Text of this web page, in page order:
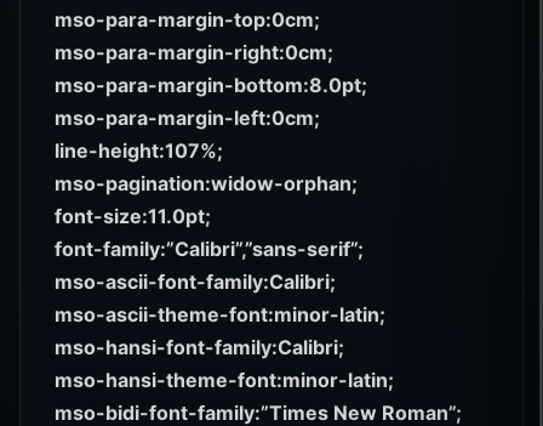
mso-para-margin-top:0cm;
mso-para-margin-right:0cm;
mso-para-margin-bottom:8.0pt;
mso-para-margin-left:0cm;
line-height:107%;
mso-pagination:widow-orphan;
font-size:11.0pt;
font-family:”Calibri”,”sans-serif”;
mso-ascii-font-family:Calibri;
mso-ascii-theme-font:minor-latin;
mso-hansi-font-family:Calibri;
mso-hansi-theme-font:minor-latin;
mso-bidi-font-family:”Times New Roman”;